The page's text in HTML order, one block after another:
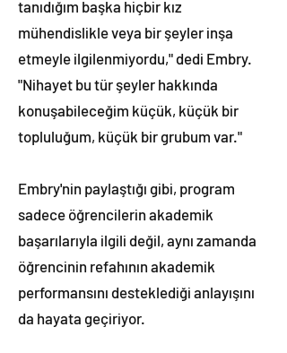
tanıdığım başka hiçbir kız
mühendislikle veya bir şeyler inşa
etmeyle ilgilenmiyordu," dedi Embry.
"Nihayet bu tür şeyler hakkında
konuşabileceğim küçük, küçük bir
topluluğum, küçük bir grubum var."
Embry'nin paylaştığı gibi, program
sadece öğrencilerin akademik
başarılarıyla ilgili değil, aynı zamanda
öğrencinin refahının akademik
performansını desteklediği anlayışını
da hayata geçiriyor.